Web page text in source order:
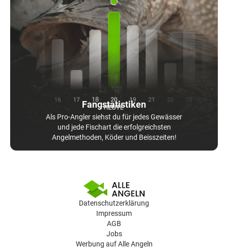
Fangstatistiken
Als Pro-Angler siehst du für jedes Gewässer
und jede Fischart die erfolgreichsten
Angelmethoden, Köder und Beisszeiten!
Datenschutzerklärung
Impressum
AGB
Jobs
Werbung auf Alle Angeln